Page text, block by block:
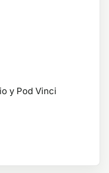
y Pod Vinci